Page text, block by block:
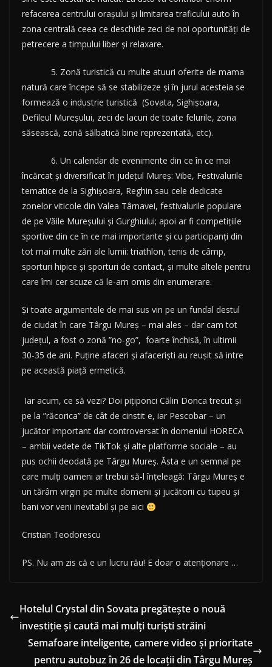
refacerea centrului orașului și limitarea traficului auto în
zona centrală ceea ce deschide zeci de noi oportunități de
petrecere a timpului liber și relaxare.
5. Zonă turistică cu multe atuuri oferite de mama
natură care începe să se stabilizeze și în jurul acesteia se
formează o industrie turistică (Sovata, Sighișoara,
Defileul Mureșului, zeci de lacuri de toate felurile, zona
săsească, zonă sălbatică bine reprezentată, etc).
6. Un calendar de evenimente din ce în ce mai
încărcat și diversificat în județul Mureș: Vibe, Festivalurile
tematice de la Sighișoara, Reghin sau cele dedicate
zonelor viticole din Valea Târnavei, festivalurile populare
de pe Văile Mureșului și Gurghiului; apoi ar fi competițiile
sportive din ce în ce mai importante și cu participanți din
tot mai multe zări ale lumii: triathlon, tenis de câmp,
sporturi hipice și sporturi de contact, și multe altele pentru
care îmi cer scuze că le-am omis din enumerare.
Și toate argumentele de mai sus vin pe un fundal destul
de ciudat în care Târgu Mureș – mai ales – dar cam tot
județul, a fost o zonă ”no-go”, foarte închisă, în ultimii
30-35 de ani. Puține afaceri și afaceriști au reușit să intre
pe această piață ermetică.
Iar acum, ce să vezi? Doi pițiponci Călin Donca trecut și
pe la ”răcorica” de cât de cinstit e, iar Pescobar – un
jucător important dar controversat în domeniul HORECA
– ambii vedete de TikTok și alte platforme sociale – au
pus ochii deodată pe Târgu Mureș. Ăsta e un semnal pe
care mulți oameni ar trebui să-l înțeleagă: Târgu Mureș e
un tărâm virgin pe multe domenii și jucătorii cu tupeu și
bani vor veni inevitabil și pe aici
Cristian Teodorescu
PS. Nu am zis că e un lucru rău! E doar o atenționare …
Hotelul Crystal din Sovata pregătește o nouă
investiție și caută mai mulți turiști străini
Semafoare inteligente, camere video și prioritate
pentru autobuz în 26 de locații din Târgu Mureș